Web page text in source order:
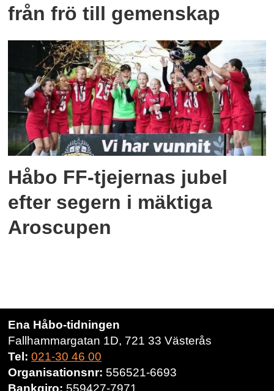
från frö till gemenskap
Håbo FF-tjejernas jubel
efter segern i mäktiga
Aroscupen
Ena Håbo-tidningen
Fallhammargatan 1D, 721 33 Västerås
Tel: 021-30 46 00
Organisationsnr: 556521-6693
Bankgiro: 559427-7971